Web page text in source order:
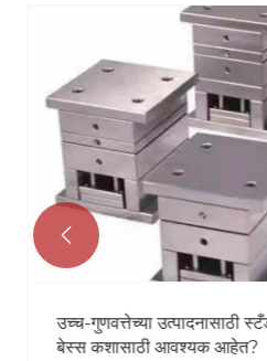
उत्कृष्टतेसाठी प्रयत्न केल्याने
आयपी मोल्ड स्वीकृती मोठ्या
